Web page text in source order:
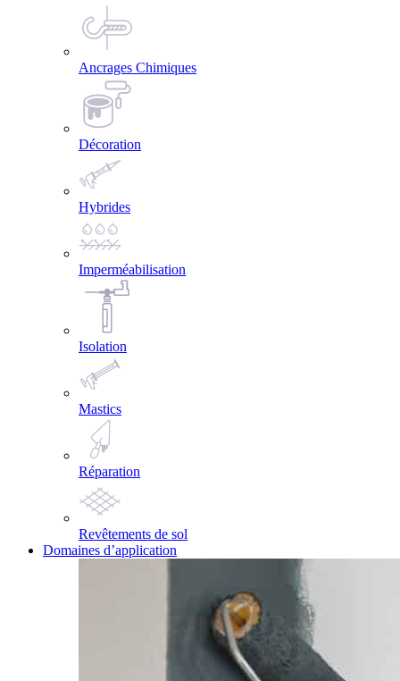
Ancrages Chimiques
Décoration
Hybrides
Imperméabilisation
Isolation
Mastics
Réparation
Revêtements de sol
Domaines d’application